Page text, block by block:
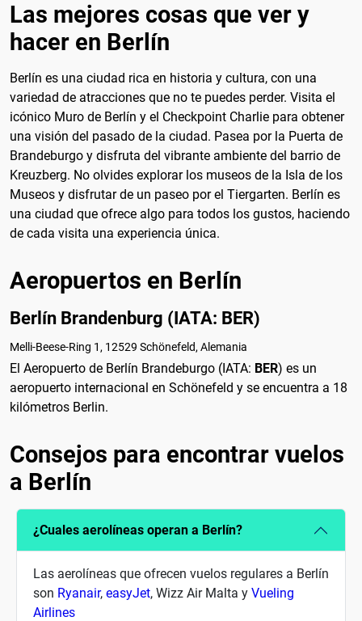
Las mejores cosas que ver y
hacer en Berlín
Berlín es una ciudad rica en historia y cultura, con una
variedad de atracciones que no te puedes perder. Visita el
icónico Muro de Berlín y el Checkpoint Charlie para obtener
una visión del pasado de la ciudad. Pasea por la Puerta de
Brandeburgo y disfruta del vibrante ambiente del barrio de
Kreuzberg. No olvides explorar los museos de la Isla de los
Museos y disfrutar de un paseo por el Tiergarten. Berlín es
una ciudad que ofrece algo para todos los gustos, haciendo
de cada visita una experiencia única.
Aeropuertos en Berlín
Berlín Brandenburg (IATA: BER)
Melli-Beese-Ring 1, 12529 Schönefeld, Alemania
El Aeropuerto de Berlín Brandeburgo (IATA: BER) es un
aeropuerto internacional en Schönefeld y se encuentra a 18
kilómetros Berlin.
Consejos para encontrar vuelos
a Berlín
¿Cuales aerolíneas operan a Berlín?
Las aerolíneas que ofrecen vuelos regulares a Berlín
son Ryanair, easyJet, Wizz Air Malta y Vueling
Airlines